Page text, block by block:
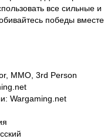
все
победы
MMO, 3rd Person
Wargaming.net